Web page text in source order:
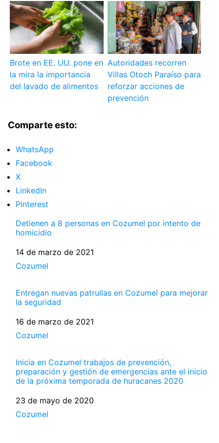
Brote en EE. UU. pone en
la mira la importancia
del lavado de alimentos
Autoridades recorren
Villas Otoch Paraíso para
reforzar acciones de
prevención
Comparte esto:
WhatsApp
Facebook
X
LinkedIn
Pinterest
Detienen a 8 personas en Cozumel por intento de
homicidio
Fecha
14 de marzo de 2021
Respecto a
Cozumel
Entregan nuevas patrullas en Cozumel para mejorar
la seguridad
Fecha
16 de marzo de 2021
Respecto a
Cozumel
Inicia en Cozumel trabajos de prevención,
preparación y gestión de emergencias ante el inicio
de la próxima temporada de huracanes 2020
Fecha
23 de mayo de 2020
Respecto a
Cozumel